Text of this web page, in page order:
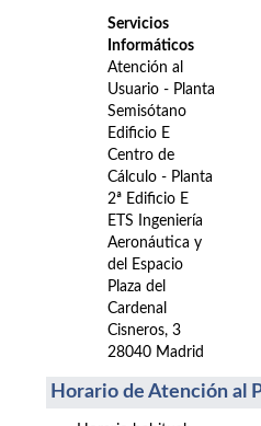
Servicios
Informáticos
Atención al
Usuario - Planta
Semisótano
Edificio E
Centro de
Cálculo - Planta
2ª Edificio E
ETS Ingeniería
Aeronáutica y
del Espacio
Plaza del
Cardenal
Cisneros, 3
28040 Madrid
Horario de Atención al